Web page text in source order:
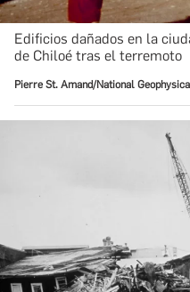
Edificios dañados en la
de Chiloé tras el terremoto
Pierre St. Amand/National